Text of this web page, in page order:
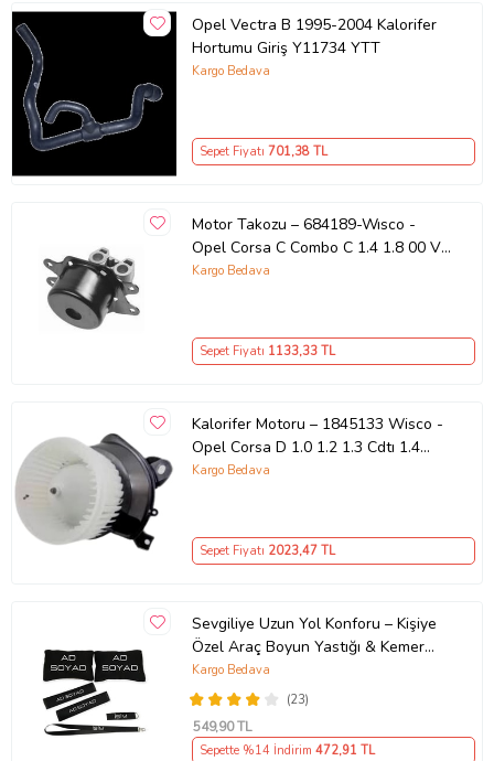
Opel Vectra B 1995-2004 Kalorifer
Hortumu Giriş Y11734 YTT
Kargo Bedava
Sepet Fiyatı 701,38 TL
Motor Takozu – 684189-Wısco -
Opel Corsa C Combo C 1.4 1.8 00 Ve
Sonrası Uyumlu
Kargo Bedava
Sepet Fiyatı 1133,33 TL
Kalorifer Motoru – 1845133 Wisco -
Opel Corsa D 1.0 1.2 1.3 Cdtı 1.4
Corsa E 05 Ve Sonrası Uyumlu
Kargo Bedava
Sepet Fiyatı 2023,47 TL
Sevgiliye Uzun Yol Konforu – Kişiye
Özel Araç Boyun Yastığı & Kemer
Pedi Hediye Seti
(23)
Kargo Bedava
549,90 TL
Sepette %14 İndirim 472,91 TL